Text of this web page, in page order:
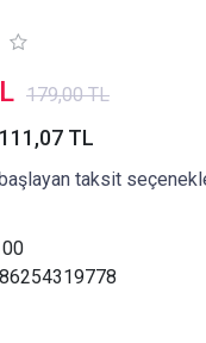
179,00 TL
111,07 TL
taksit